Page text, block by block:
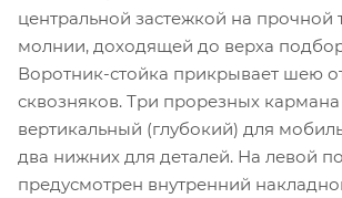
центральной застежкой на прочной
молнии, доходящей до верха
Воротник-стойка прикрывает шею
сквозняков. Три прорезных
вертикальный (глубокий) для
два нижних для деталей. На левой
предусмотрен внутренний